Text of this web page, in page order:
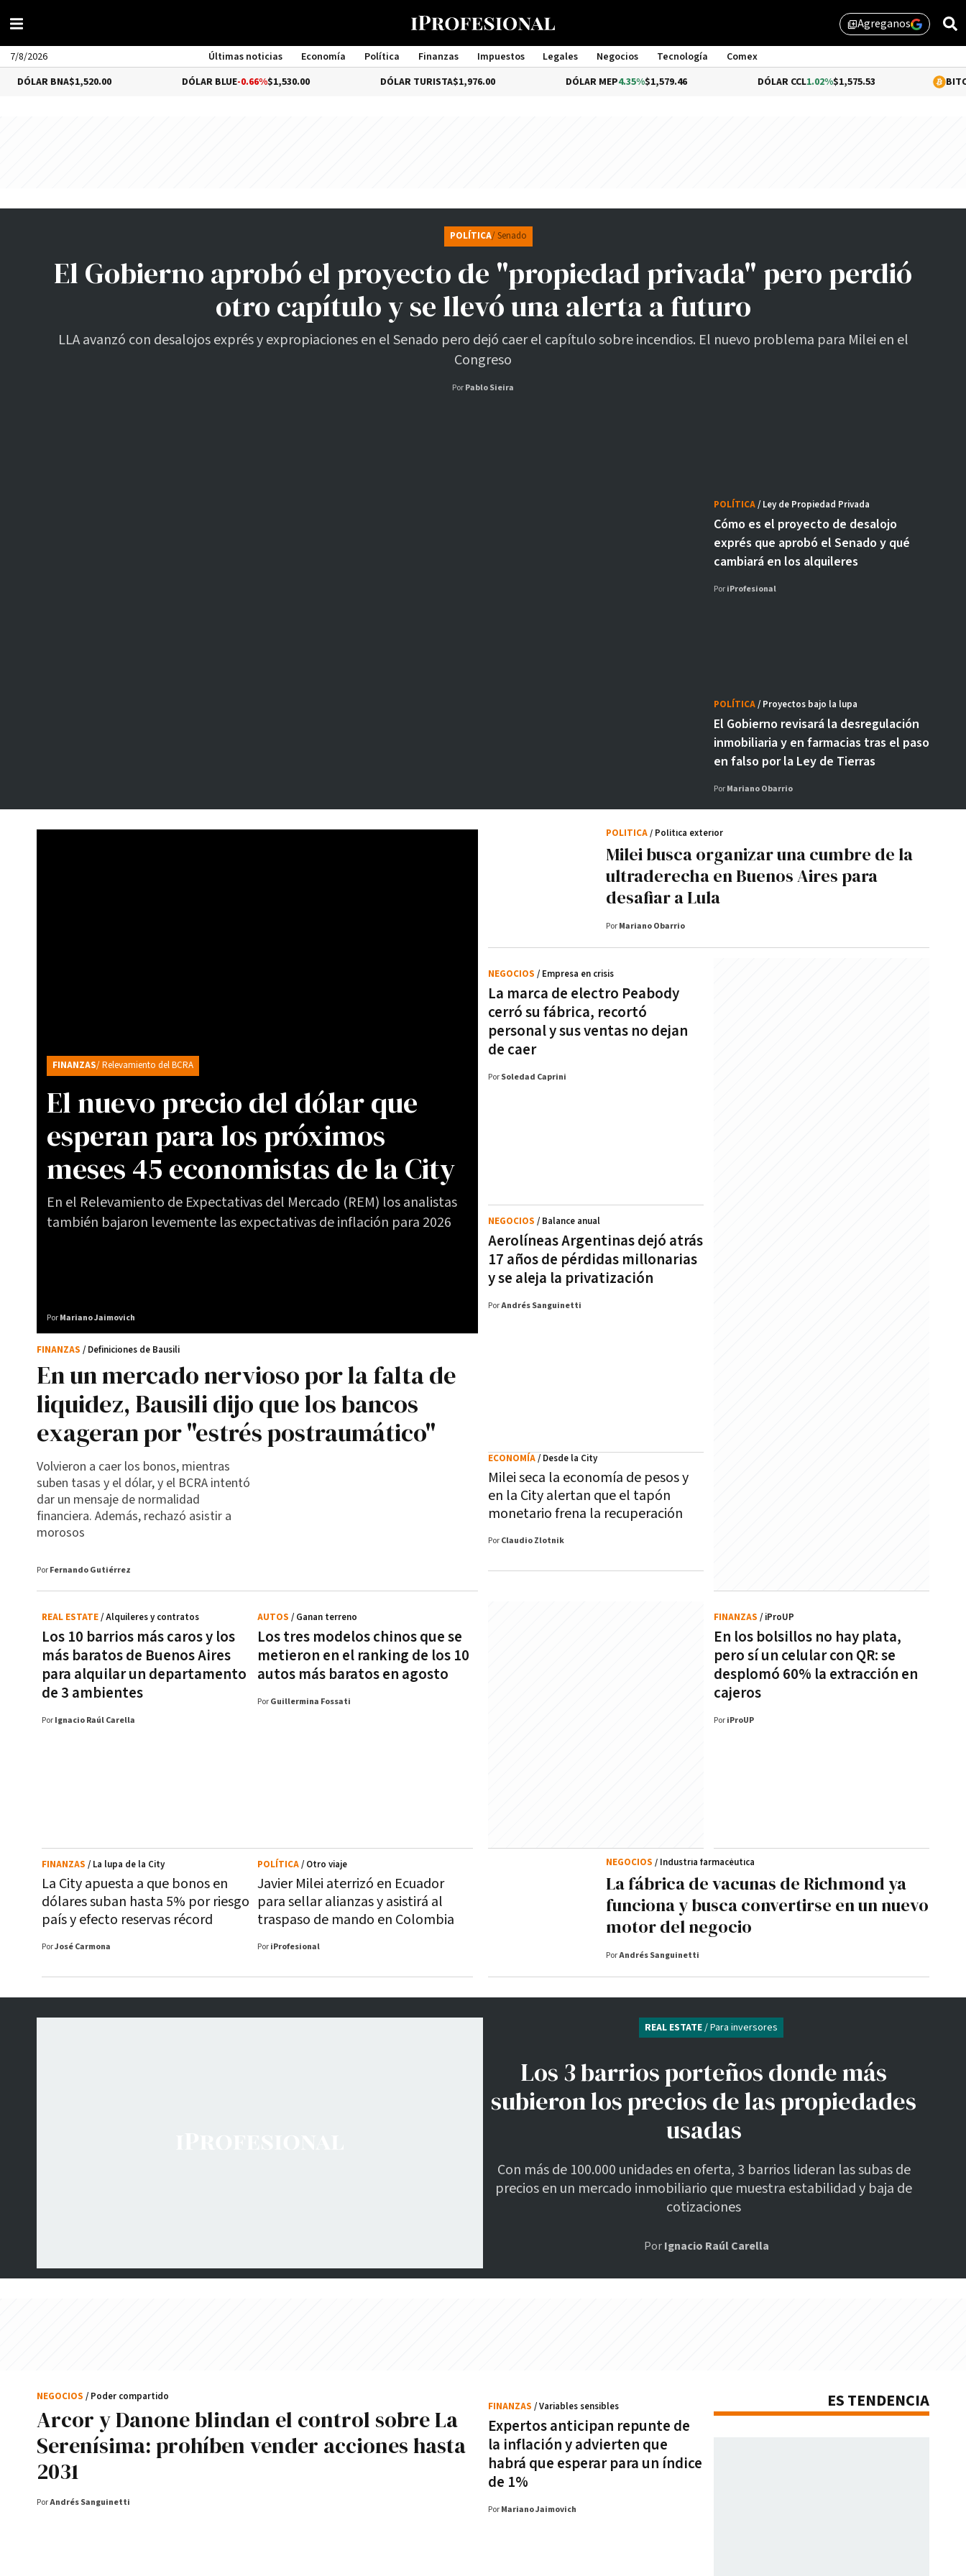
library_addAgreganos
7/8/2026 Últimas noticias Economía Política Finanzas Impuestos Legales Negocios Tecnología
Comex
Management
BNA$1,520.00 DÓLAR BLUE-0.66%$1,530.00 DÓLAR TURISTA$1,976.00 DÓLAR MEP4.35%$1,579.46 DÓLAR CCL1.02%$1,575.53 BITCOIN
El Gobierno aprobó el proyecto de "propiedad privada" pero perdió
otro capítulo y se llevó una alerta a futuro
LLA avanzó con desalojos exprés y expropiaciones en el Senado pero dejó caer el capítulo sobre incendios. El nuevo problema para Milei en el
Congreso
POLÍTICA/ Senado
Por Pablo Sieira
Cómo es el proyecto de desalojo
exprés que aprobó el Senado y qué
cambiará en los alquileres
POLÍTICA/ Ley de Propiedad Privada
Por iProfesional
El Gobierno revisará la desregulación
inmobiliaria y en farmacias tras el paso
en falso por la Ley de Tierras
POLÍTICA/ Proyectos bajo la lupa
Por Mariano Obarrio
El nuevo precio del dólar que
esperan para los próximos
meses 45 economistas de la City
En el Relevamiento de Expectativas del Mercado (REM) los analistas
también bajaron levemente las expectativas de inflación para 2026
FINANZAS/ Relevamiento del BCRA
Por Mariano Jaimovich
En un mercado nervioso por la falta de
liquidez, Bausili dijo que los bancos
exageran por "estrés postraumático"
Volvieron a caer los bonos, mientras
suben tasas y el dólar, y el BCRA intentó
dar un mensaje de normalidad
financiera. Además, rechazó asistir a
morosos
FINANZAS / Definiciones de Bausili
Por Fernando Gutiérrez
La marca de electro Peabody
cerró su fábrica, recortó
personal y sus ventas no dejan
de caer
NEGOCIOS / Empresa en crisis
Por Soledad Caprini
Aerolíneas Argentinas dejó atrás
17 años de pérdidas millonarias
y se aleja la privatización
NEGOCIOS / Balance anual
PorAndrés Sanguinetti
Milei seca la economía de pesos y
en la City alertan que el tapón
monetario frena la recuperación
ECONOMÍA/ Desde la City
Por Claudio Zlotnik
Milei busca organizar una cumbre de la
ultraderecha en Buenos Aires para
desafiar a Lula
POLÍTICA/ Política exterior
Por Mariano Obarrio
Los 10 barrios más caros y los
más baratos de Buenos Aires
para alquilar un departamento
de 3 ambientes
REAL ESTATE/ Alquileres y contratos
Por Ignacio Raúl Carella
Los tres modelos chinos que se
metieron en el ranking de los 10
autos más baratos en agosto
AUTOS / Ganan terreno
Por Guillermina Fossati
La City apuesta a que bonos en
dólares suban hasta 5% por riesgo
país y efecto reservas récord
FINANZAS / La lupa de la City
PorJosé Carmona
Javier Milei aterrizó en Ecuador
para sellar alianzas y asistirá al
traspaso de mando en Colombia
POLÍTICA/ Otro viaje
Por iProfesional
En los bolsillos no hay plata,
pero sí un celular con QR: se
desplomó 60% la extracción en
cajeros
FINANZAS / iProUP
Por iProUP
La fábrica de vacunas de Richmond ya
funciona y busca convertirse en un nuevo
motor del negocio
NEGOCIOS / Industria farmacéutica
PorAndrés Sanguinetti
Los 3 barrios porteños donde más
subieron los precios de las propiedades
usadas
REAL ESTATE/ Para inversores
Con más de 100.000 unidades en oferta, 3 barrios lideran las subas de
precios en un mercado inmobiliario que muestra estabilidad y baja de
cotizaciones
PorIgnacio Raúl Carella
Arcor y Danone blindan el control sobre La
Serenísima: prohíben vender acciones hasta
2031
NEGOCIOS / Poder compartido
PorAndrés Sanguinetti
Expertos anticipan repunte de
la inflación y advierten que
habrá que esperar para un índice
de 1%
FINANZAS / Variables sensibles
Por Mariano Jaimovich
ES TENDENCIA